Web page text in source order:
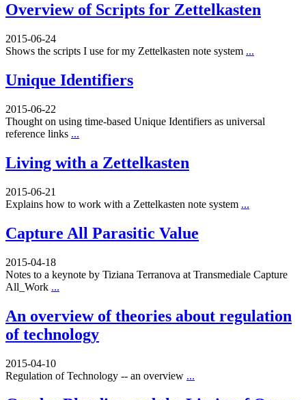
Overview of Scripts for Zettelkasten
2015-06-24
Shows the scripts I use for my Zettelkasten note system ...
Unique Identifiers
2015-06-22
Thought on using time-based Unique Identifiers as universal
reference links ...
Living with a Zettelkasten
2015-06-21
Explains how to work with a Zettelkasten note system ...
Capture All Parasitic Value
2015-04-18
Notes to a keynote by Tiziana Terranova at Transmediale Capture
All_Work ...
An overview of theories about regulation
of technology
2015-04-10
Regulation of Technology -- an overview ...